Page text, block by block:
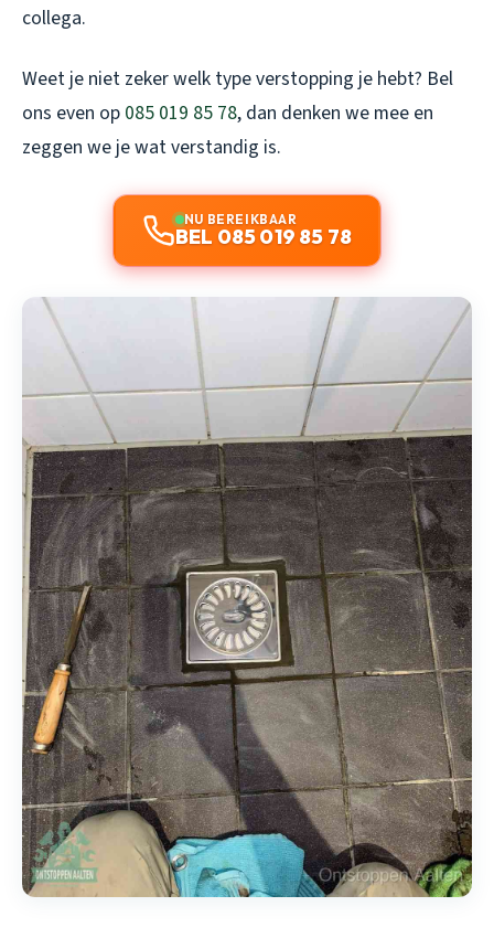
collega.
Weet je niet zeker welk type verstopping je hebt? Bel
ons even op 085 019 85 78, dan denken we mee en
zeggen we je wat verstandig is.
NU BEREIKBAAR
BEL 085 019 85 78